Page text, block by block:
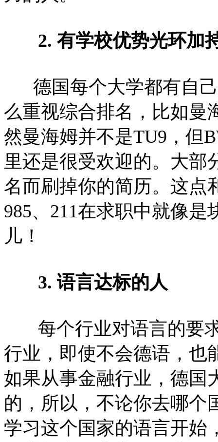
2. 有学校优势光环加
德国每个大学都有自己
么重视综合排名，比如曼
然曼海姆并不是TU9，但
里还是很受欢迎的。大部
名而刷掉你的简历。这点
985、211在求职中就像
儿！
3. 语言达标的人
每个行业对语言的要
行业，即使不会德语，也
如果从事金融行业，德国
的，所以，不论你去哪个
学习这个国家的语言开始